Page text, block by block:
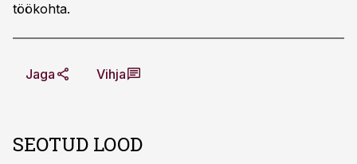
töökohta.
Jaga Vihja
SEOTUD LOOD